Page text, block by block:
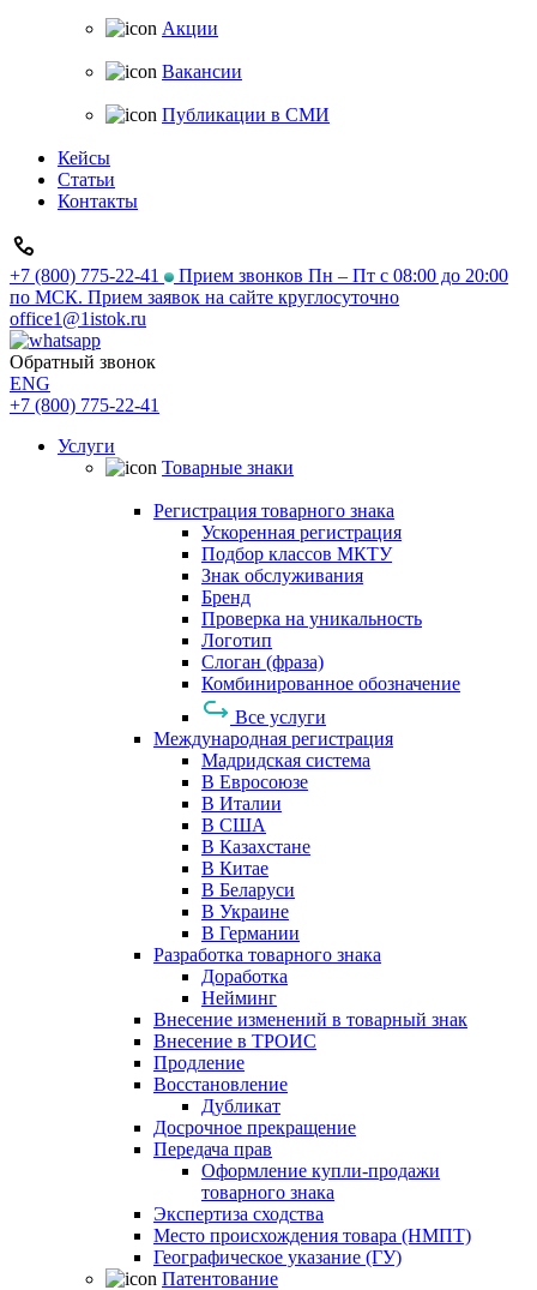
Акции
Вакансии
Публикации в СМИ
Кейсы
Статьи
Контакты
+7 (800) 775-22-41
Прием звонков Пн – Пт с 08:00 до 20:00
по МСК. Прием заявок на сайте круглосуточно
office1@1istok.ru
Обратный звонок
ENG
+7 (800) 775-22-41
Услуги
Товарные знаки
Регистрация товарного знака
Ускоренная регистрация
Подбор классов МКТУ
Знак обслуживания
Бренд
Проверка на уникальность
Логотип
Слоган (фраза)
Комбинированное обозначение
Все услуги
Международная регистрация
Мадридская система
В Евросоюзе
В Италии
В США
В Казахстане
В Китае
В Беларуси
В Украине
В Германии
Разработка товарного знака
Доработка
Нейминг
Внесение изменений в товарный знак
Внесение в ТРОИС
Продление
Восстановление
Дубликат
Досрочное прекращение
Передача прав
Оформление купли-продажи
товарного знака
Экспертиза сходства
Место происхождения товара (НМПТ)
Географическое указание (ГУ)
Патентование